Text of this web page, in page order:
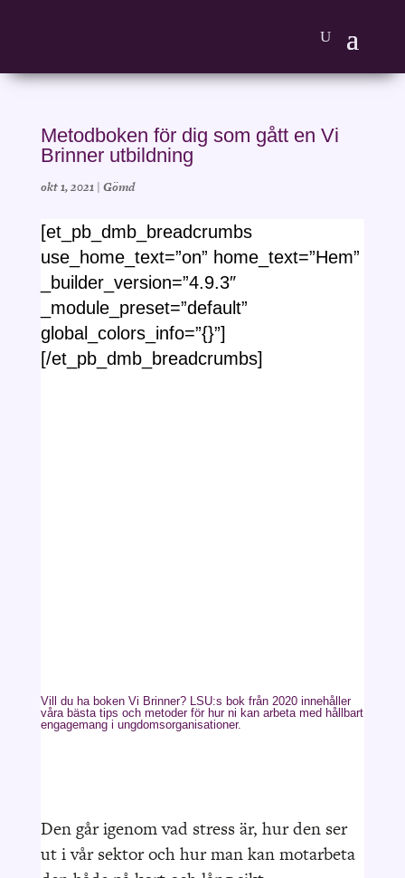
Metodboken för dig som gått en Vi
Brinner utbildning
okt 1, 2021| Gömd
[et_pb_dmb_breadcrumbs
use_home_text=”on” home_text=”Hem”
_builder_version=”4.9.3″
_module_preset=”default”
global_colors_info=”{}”]
[/et_pb_dmb_breadcrumbs]
Vill du ha boken Vi Brinner? LSU:s bok från 2020 innehåller
våra bästa tips och metoder för hur ni kan arbeta med hållbart
engagemang i ungdomsorganisationer.
Den går igenom vad stress är, hur den ser
ut i vår sektor och hur man kan motarbeta